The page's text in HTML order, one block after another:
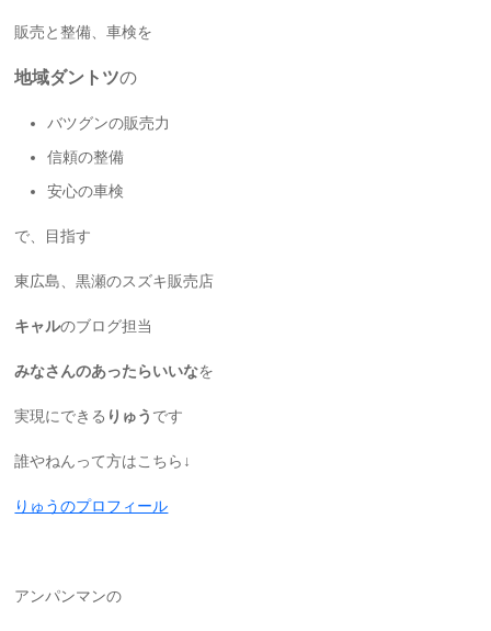
販売と整備、車検を
地域ダントツの
バツグンの販売力
信頼の整備
安心の車検
で、目指す
東広島、黒瀬のスズキ販売店
キャルのブログ担当
みなさんのあったらいいなを
実現にできる りゅう です
誰やねんって方はこちら↓
りゅうのプロフィール
アンパンマンの